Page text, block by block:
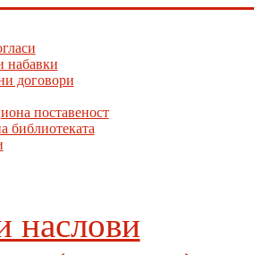
набавки
договори
поставеност
библиотеката
наслови